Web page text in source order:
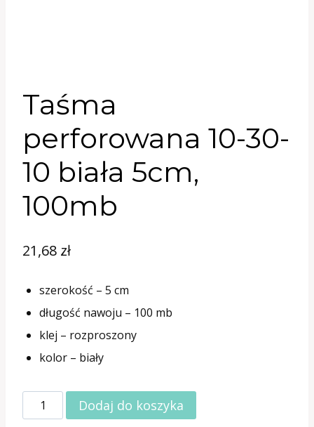
Taśma
perforowana 10-30-
10 biała 5cm,
100mb
21,68 zł
szerokość – 5 cm
długość nawoju – 100 mb
klej – rozproszony
kolor – biały
ilość
Dodaj do koszyka